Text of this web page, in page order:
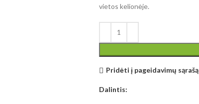
vietos kelionėje.
Pridėti į pageidavimų sąrašą
Dalintis: